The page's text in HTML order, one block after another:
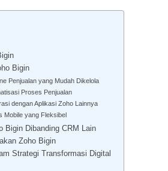
Bigin
Penjualan yang Mudah Dikelola
Proses Penjualan
dengan Aplikasi Zoho Lainnya
Mobile yang Fleksibel
Bigin Dibanding CRM Lain
Zoho Bigin
Strategi Transformasi Digital